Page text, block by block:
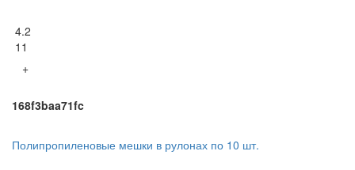
4.2
11
+
168f3baa71fc
Полипропиленовые мешки в рулонах по 10 шт.